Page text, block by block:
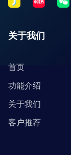
关于我们
首页
功能介绍
关于我们
客户推荐